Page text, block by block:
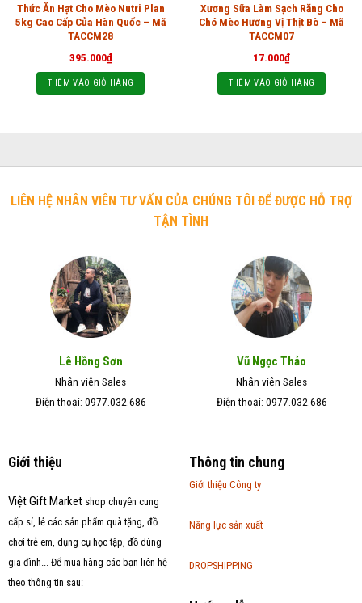
Thức Ăn Hạt Cho Mèo Nutri Plan
5kg Cao Cấp Của Hàn Quốc – Mã
TACCM28
395.000₫
THÊM VÀO GIỎ HÀNG
Xương Sữa Làm Sạch Răng Cho
Chó Mèo Hương Vị Thịt Bò – Mã
TACCM07
17.000₫
THÊM VÀO GIỎ HÀNG
LIÊN HỆ NHÂN VIÊN TƯ VẤN CỦA CHÚNG TÔI ĐỂ ĐƯỢC HỖ TRỢ
TẬN TÌNH
Lê Hồng Sơn
Nhân viên Sales
Điện thoại: 0977.032.686
Vũ Ngọc Thảo
Nhân viên Sales
Điện thoại: 0977.032.686
Giới thiệu
Việt Gift Marketshop chuyên cung
cấp sỉ, lẻ các sản phẩm quà tặng, đồ
chơi trẻ em, dụng cụ học tập, đồ dùng
gia đình... Để mua hàng các bạn liên hệ
theo thông tin sau:
Thông tin chung
Giới thiệu Công ty
Năng lực sản xuất
DROPSHIPPING